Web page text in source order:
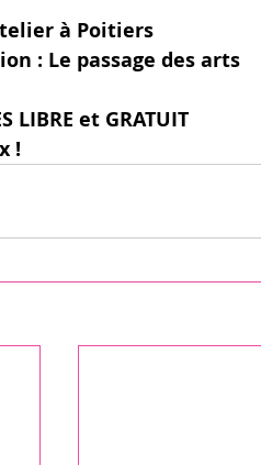
à Poitiers
: Le passage des arts
LIBRE et GRATUIT
!